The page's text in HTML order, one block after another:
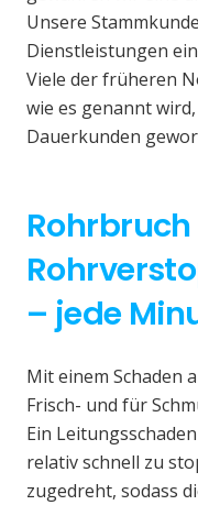
Unsere
Dienstleistungen
Viele der früheren
wie es genannt
Dauerkunden
– jede
Mit einem Schaden
Frisch- und für
Ein
relativ schnell zu
zugedreht, sodass